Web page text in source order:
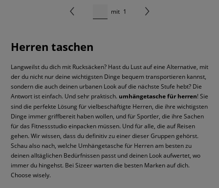
mit 1
Herren taschen
Langweilst du dich mit Rucksäcken? Hast du Lust auf eine Alternative, mit
der du nicht nur deine wichtigsten Dinge bequem transportieren kannst,
sondern die auch deinen urbanen Look auf die nächste Stufe hebt? Die
Antwort ist einfach. Und sehr praktisch. umhängetasche für herren! Sie
sind die perfekte Lösung für vielbeschäftigte Herren, die ihre wichtigsten
Dinge immer griffbereit haben wollen, und für Sportler, die ihre Sachen
für das Fitnessstudio einpacken müssen. Und für alle, die auf Reisen
gehen. Wir wissen, dass du definitiv zu einer dieser Gruppen gehörst.
Schau also nach, welche Umhängetasche für Herren am besten zu
deinen alltäglichen Bedürfnissen passt und deinen Look aufwertet, wo
immer du hingehst. Bei Sizeer warten die besten Marken auf dich.
Choose wisely.